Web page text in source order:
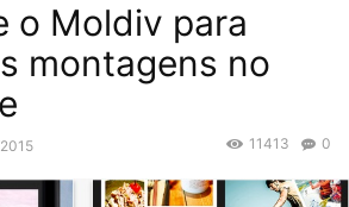
o Moldiv para
montagens no
0
11413